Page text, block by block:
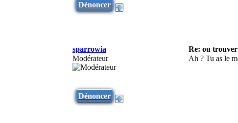
Dénoncer
sparrowia Re: ou trouver
Modérateur
Ah ? Tu as le
Dénoncer